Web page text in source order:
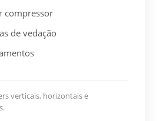
compressor
de vedação
verticais, horizontais e